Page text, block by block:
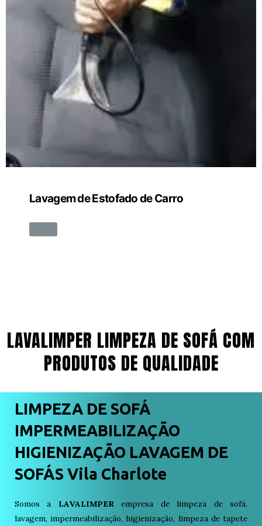
Lavagem de Estofado de Carro
LAVALIMPER LIMPEZA DE SOFÁ COM
PRODUTOS DE QUALIDADE
LIMPEZA DE SOFÁ
IMPERMEABILIZAÇÃO
HIGIENIZAÇÃO LAVAGEM DE
SOFÁS Vila Charlote
Somos a LAVALIMPERempresa de limpeza de sofá,
lavagem, impermeabilização, higienização, limpeza de tapete